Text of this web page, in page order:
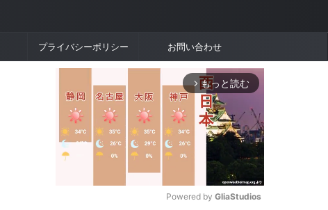
プライバシーポリシー お問い合わせ
arrow_forward_ios もっと読む
Powered by GliaStudios